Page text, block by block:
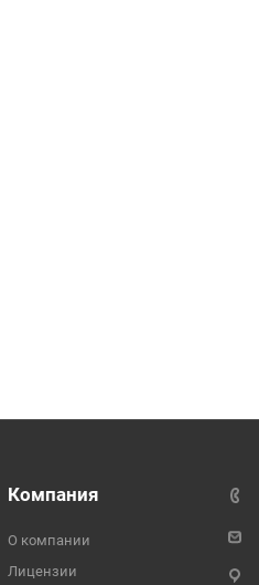
Компания
О компании
Лицензии